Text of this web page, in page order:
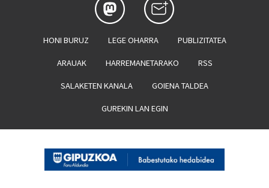
HONI BURUZ LEGE OHARRA PUBLIZITATEA
ARAUAK HARREMANETARAKO RSS
SALAKETEN KANALA GOIENA TALDEA
GUREKIN LAN EGIN